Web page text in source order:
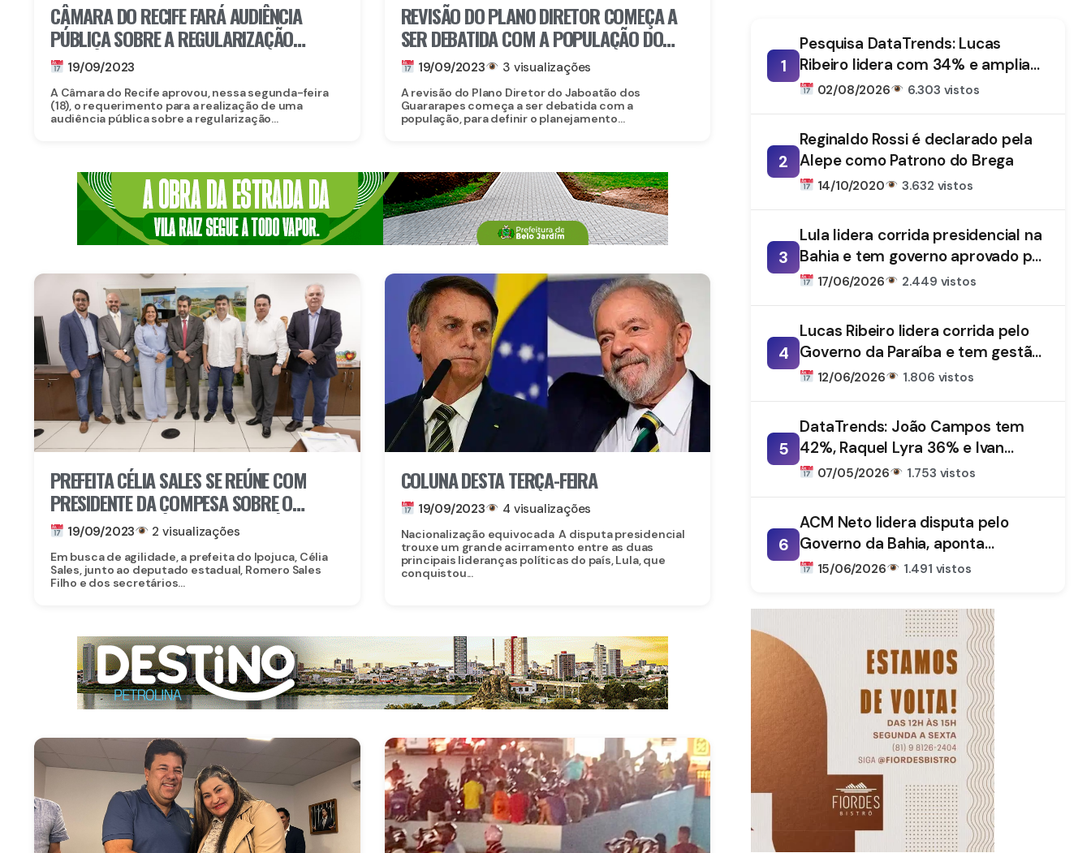
CÂMARA DO RECIFE FARÁ AUDIÊNCIA
PÚBLICA SOBRE A REGULARIZAÇÃO
FUNDIÁRIA DA COMUNIDADE DO BODE
19/09/2023
A Câmara do Recife aprovou, nessa segunda-feira
(18), o requerimento para a realização de uma
audiência pública sobre a regularização...
REVISÃO DO PLANO DIRETOR COMEÇA A
SER DEBATIDA COM A POPULAÇÃO DO
JABOATÃO
19/09/2023 3 visualizações
A revisão do Plano Diretor do Jaboatão dos
Guararapes começa a ser debatida com a
população, para definir o planejamento...
PREFEITA CÉLIA SALES SE REÚNE COM
PRESIDENTE DA COMPESA SOBRE O
SANEAMENTO BÁSICO DO MUNICÍPIO
19/09/2023 2 visualizações
Em busca de agilidade, a prefeita do Ipojuca, Célia
Sales, junto ao deputado estadual, Romero Sales
Filho e dos secretários...
COLUNA DESTA TERÇA-FEIRA
19/09/2023 4 visualizações
Nacionalização equivocada A disputa presidencial
trouxe um grande acirramento entre as duas
principais lideranças políticas do país, Lula, que
conquistou...
1
Pesquisa DataTrends: Lucas
Ribeiro lidera com 34% e amplia
vantagem na disputa pelo
02/08/2026 6.303 vistos
2
Reginaldo Rossi é declarado pela
Alepe como Patrono do Brega
14/10/2020 3.632 vistos
3
Lula lidera corrida presidencial na
Bahia e tem governo aprovado por
61%, aponta DataTrends
17/06/2026 2.449 vistos
4
Lucas Ribeiro lidera corrida pelo
Governo da Paraíba e tem gestão
aprovada por 66%, aponta
12/06/2026 1.806 vistos
5
DataTrends: João Campos tem
42%, Raquel Lyra 36% e Ivan
Moraes 1%
07/05/2026 1.753 vistos
6
ACM Neto lidera disputa pelo
Governo da Bahia, aponta
DataTrends
15/06/2026 1.491 vistos